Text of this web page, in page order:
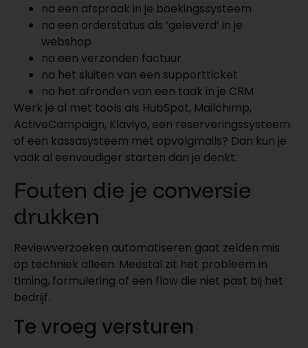
na een afspraak in je boekingssysteem
na een orderstatus als ‘geleverd’ in je
webshop
na een verzonden factuur
na het sluiten van een supportticket
na het afronden van een taak in je CRM
Werk je al met tools als HubSpot, Mailchimp,
ActiveCampaign, Klaviyo, een reserveringssysteem
of een kassasysteem met opvolgmails? Dan kun je
vaak al eenvoudiger starten dan je denkt.
Fouten die je conversie
drukken
Reviewverzoeken automatiseren gaat zelden mis
op techniek alleen. Meestal zit het probleem in
timing, formulering of een flow die niet past bij het
bedrijf.
Te vroeg versturen